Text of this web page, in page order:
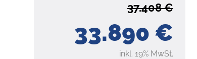
33.890 €
37.408 €
inkl. 19% MwSt.